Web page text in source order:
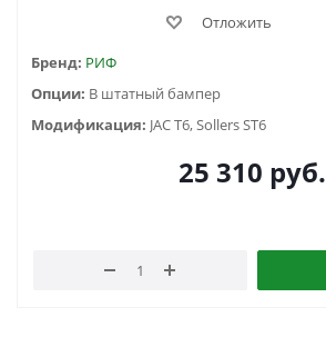
Отложить
Бренд: РИФ
Опции: В штатный бампер
Модификация: JAC T6, Sollers ST6
25 310 руб.